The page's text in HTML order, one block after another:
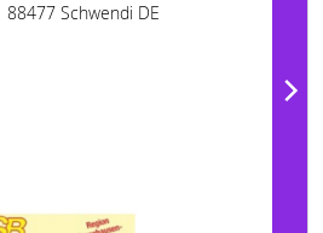
88477 Schwendi DE